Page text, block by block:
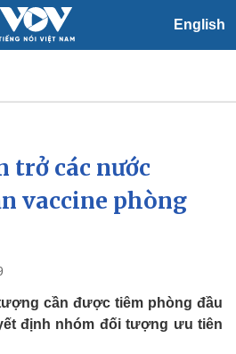
English
Xã hội
Tin 24h
Dự báo thời tiết
trở các nước
vaccine phòng
cần được tiêm phòng đầu
định nhóm đối tượng ưu tiên